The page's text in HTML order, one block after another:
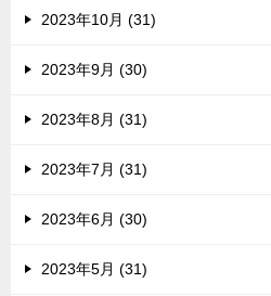
2023年10月 (31)
2023年9月 (30)
2023年8月 (31)
2023年7月 (31)
2023年6月 (30)
2023年5月 (31)